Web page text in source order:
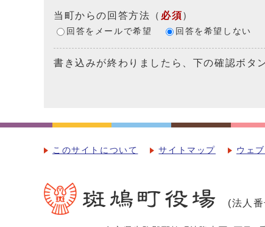
当町からの回答方法 （ 必須）
回答をメールで希望 回答を希望しない
書き込みが終わりましたら、下の確認ボタ
このサイトについて サイトマップ ウェ
(法人